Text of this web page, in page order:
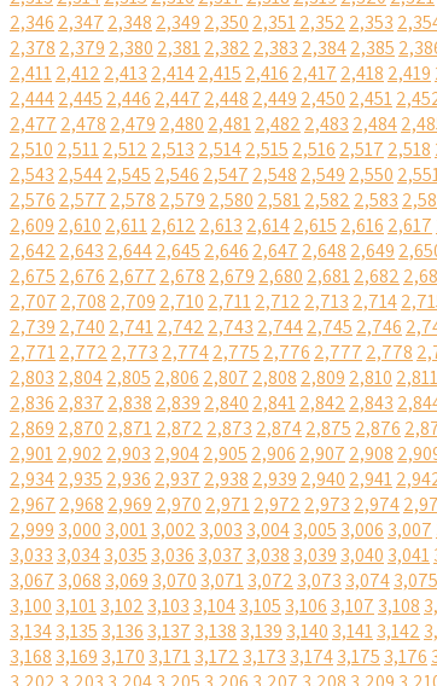
2,346 2,347 2,348 2,349 2,350 2,3512,352 2,353
2,378 2,379 2,380 2,3812,382 2,383 2,3842,385
2,4112,412 2,413 2,4142,415 2,416 2,417 2,418 2,419
2,4442,445 2,446 2,447 2,448 2,449 2,450 2,451
2,477 2,478 2,479 2,480 2,4812,482 2,483 2,484
2,510 2,5112,512 2,513 2,5142,515 2,516 2,517 2,518
2,543 2,5442,545 2,546 2,547 2,548 2,549 2,550
2,576 2,577 2,578 2,579 2,580 2,5812,582 2,583
2,609 2,610 2,6112,612 2,613 2,6142,615 2,616 2,617
2,642 2,643 2,6442,645 2,646 2,647 2,648 2,649
2,675 2,676 2,677 2,678 2,679 2,680 2,6812,682
2,707 2,708 2,709 2,710 2,7112,712 2,713 2,714
2,739 2,740 2,7412,742 2,743 2,7442,745 2,746
2,7712,772 2,773 2,7742,775 2,776 2,777 2,778
2,803 2,8042,805 2,806 2,807 2,808 2,809 2,810 2,811
2,836 2,837 2,838 2,839 2,840 2,8412,842 2,843
2,869 2,870 2,8712,872 2,873 2,8742,875 2,876
2,9012,902 2,903 2,9042,905 2,906 2,907 2,908
2,9342,935 2,936 2,937 2,938 2,939 2,940 2,941
2,967 2,968 2,969 2,970 2,9712,972 2,973 2,974
2,999 3,000 3,0013,002 3,003 3,0043,005 3,006 3,007
3,033 3,0343,035 3,036 3,037 3,038 3,039 3,040 3,041
3,067 3,068 3,069 3,070 3,0713,072 3,073 3,0743,075
3,100 3,1013,102 3,103 3,1043,105 3,106 3,107 3,108
3,1343,135 3,136 3,137 3,138 3,139 3,140 3,1413,142
3,168 3,169 3,170 3,1713,172 3,173 3,1743,175 3,176